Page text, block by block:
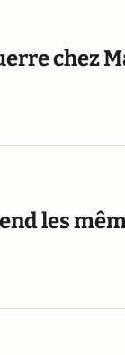
chez
les